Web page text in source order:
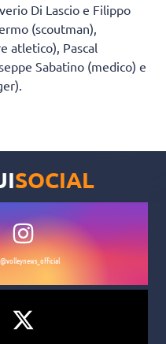
Di Lascio e Filippo
(scoutman),
atletico), Pascal
Sabatino (medico) e